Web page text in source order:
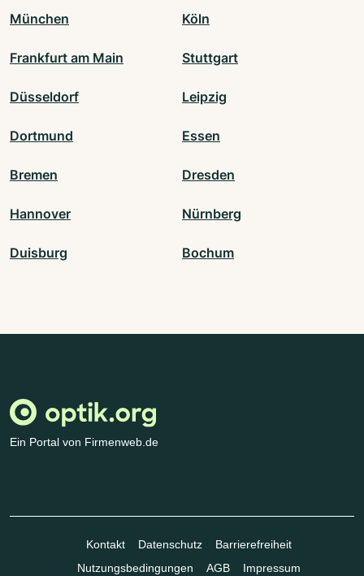
München Köln
Frankfurt am Main Stuttgart
Düsseldorf Leipzig
Dortmund Essen
Bremen Dresden
Hannover Nürnberg
Duisburg Bochum
Ein Portal von Firmenweb.de
Kontakt Datenschutz
Barrierefreiheit
Nutzungsbedingungen
AGB Impressum